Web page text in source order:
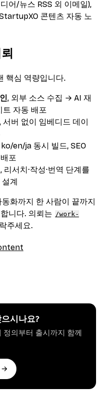
어/뉴스 RSS 외 이메일),
콘텐츠 자동 노
핵심 역량입니다.
, 외부 소스 수집 → AI 재
자동 배포
, 서버 없이 임베디드 데이
ko/en/ja 동시 빌드, SEO
포
, 리서치·작성·번역 단계를
계
화까지 한 사람이 끝까지
니다. 의뢰는 /work-
주세요.
시나요?
정의부터 출시까지 함께
→